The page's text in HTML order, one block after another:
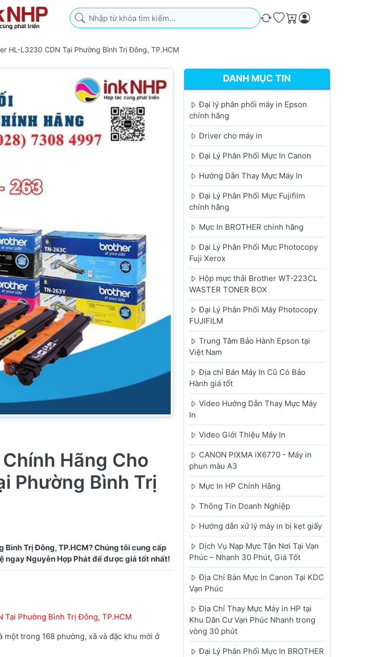
Nhập từ khóa tìm kiếm. Kết quả sẽ tự động xuất hiện khi bạn nhập. Nhấn phím
So sánh
Ưa thích
Giỏ hàng
HL-L3230 CDN Tại Phường Bình Trị Đông, TP.HCM
Hãng Cho
Phường Bình Trị
Trị Đông, TP.HCM? Chúng tôi cung cấp
Phường Bình Trị Đông, TP.HCM
trong 168 phường, xã và đặc khu mới ở
DANH MỤC TIN
Đại lý phân phối máy in Epson
chính hãng
Driver cho máy in
Đại Lý Phân Phối Mực In Canon
Hướng Dẫn Thay Mực Máy In
Đại Lý Phân Phối Mực Fujifilm
chính hãng
Mực In BROTHER chính hãng
Đại Lý Phân Phối Mực Photocopy
Fuji Xerox
Hộp mực thải Brother WT-223CL
WASTER TONER BOX
Đại Lý Phân Phối Máy Photocopy
FUJIFILM
Trung Tâm Bảo Hành Epson tại
Việt Nam
Địa chỉ Bán Máy In Cũ Có Bảo
Hành giá tốt
Video Hướng Dẫn Thay Mực Máy
In
Video Giới Thiệu Máy In
CANON PIXMA iX6770 - Máy in
phun màu A3
Mực In HP Chính Hãng
Thông Tin Doanh Nghiệp
Hướng dẫn xử lý máy in bị kẹt giấy
Dịch Vụ Nạp Mực Tận Nơi Tại Vạn
Phúc – Nhanh 30 Phút, Giá Tốt
Địa Chỉ Bán Mực In Canon Tại KDC
Vạn Phúc
Địa Chỉ Thay Mực Máy in HP tại
Khu Dân Cư Vạn Phúc Nhanh trong
vòng 30 phút
Đại Lý Phân Phối Mực In BROTHER